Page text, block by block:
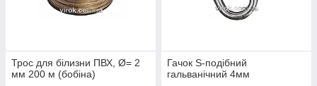
Трос для білизни ПВХ, Ø= 2
мм 200 м (бобіна)
Гачок S-подібний
гальванічний 4мм